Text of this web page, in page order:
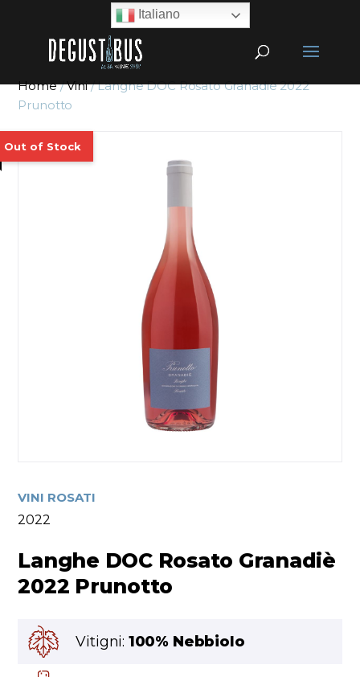
Home/Vini/ Langhe DOC Rosato Granadiè 2022
Prunotto
VINI ROSATI
2022
Langhe DOC Rosato Granadiè
2022 Prunotto
Vitigni: 100% Nebbiolo
Italiano